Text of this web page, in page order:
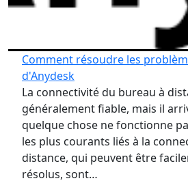
Comment résoudre les
d'Anydesk
La connectivité du bureau à
généralement fiable, mais il
quelque chose ne fonctionne
les plus courants liés à la
distance, qui peuvent être
résolus, sont…